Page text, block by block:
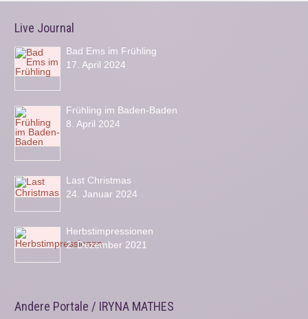
Live Journal
Bad Ems im Frühling
17. April 2024
Frühling im Baden-Baden
8. April 2024
Last Christmas
24. Januar 2024
Herbstimpressionen
2. Dezember 2021
Andere Portale / IRYNA MATHES